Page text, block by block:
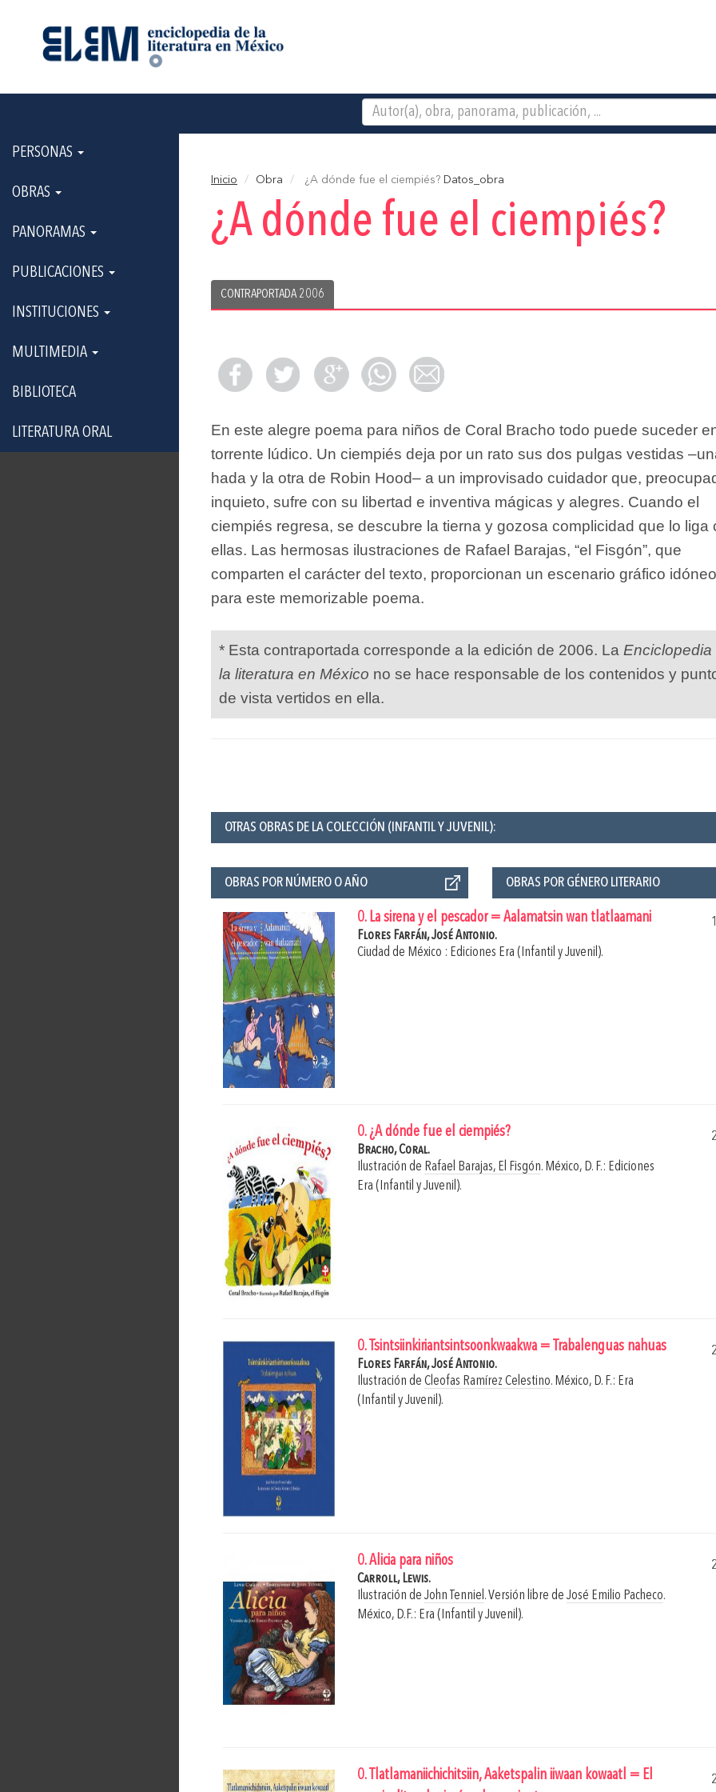
PERSONAS
OBRAS
PANORAMAS
PUBLICACIONES
INSTITUCIONES
MULTIMEDIA
BIBLIOTECA
LITERATURA ORAL
Inicio Obra ¿A dónde fue el ciempiés? Datos_obra
¿A dónde fue el ciempiés?
CONTRAPORTADA 2006
En este alegre poema para niños de Coral Bracho todo puede suceder
torrente lúdico. Un ciempiés deja por un rato sus dos pulgas vestidas
hada y la otra de Robin Hood– a un improvisado cuidador que,
inquieto, sufre con su libertad e inventiva mágicas y alegres. Cuando el
ciempiés regresa, se descubre la tierna y gozosa complicidad que lo liga
ellas. Las hermosas ilustraciones de Rafael Barajas, “el Fisgón”, que
comparten el carácter del texto, proporcionan un escenario gráfico idóneo
para este memorizable poema.
* Esta contraportada corresponde a la edición de 2006. La Enciclopedia
la literatura en México no se hace responsable de los contenidos y
de vista vertidos en ella.
OTRAS OBRAS DE LA COLECCIÓN (INFANTIL Y JUVENIL):
OBRAS POR NÚMERO O AÑO OBRAS POR GÉNERO LITERARIO
0. La sirena y el pescador = Aalamatsin wan tlatlaamani
Flores Farfán, José Antonio.
Ciudad de México : Ediciones Era (Infantil y Juvenil).
0. ¿A dónde fue el ciempiés?
Bracho, Coral.
Ilustración de Rafael Barajas, El Fisgón. México, D. F.: Ediciones
Era (Infantil y Juvenil).
0. Tsintsiinkiriantsintsoonkwaakwa = Trabalenguas nahuas
Flores Farfán, José Antonio.
Ilustración deCleofas Ramírez Celestino. México, D. F.: Era
(Infantil y Juvenil).
0. Alicia para niños
Carroll, Lewis.
Ilustración deJohn Tenniel . Versión libre deJosé Emilio Pacheco.
México, D.F.: Era (Infantil y Juvenil).
0. Tlatlamaniichichitsiin, Aaketspalin iiwaan kowaatl = El